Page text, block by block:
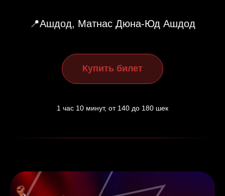
📍Ашдод, Матнас Дюна-Юд Ашдод
Купить билет
1 час 10 минут, от 140 до 180 шек